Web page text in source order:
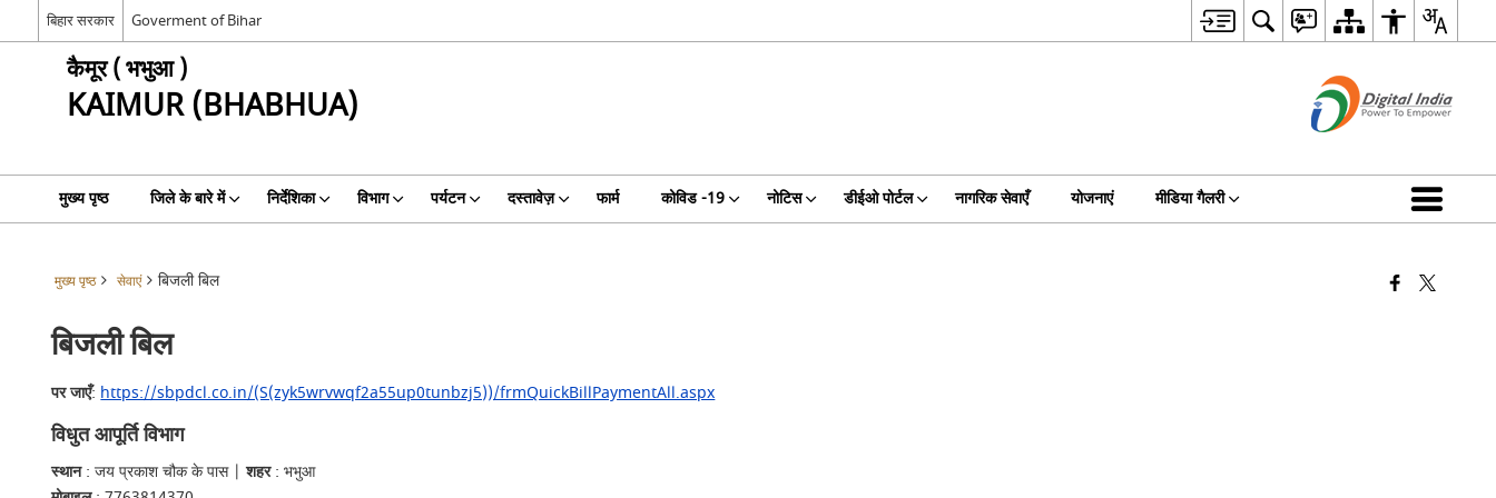
बिहार सरकार Goverment of Bihar
कैमूर ( भभुआ )
KAIMUR (BHABHUA)
मुख्य पृष्ठ जिले के बारे में निर्देशिका विभाग पर्यटन दस्तावेज़ फार्म कोविड -19 नोटिस डीईओ पोर्टल नागरिक सेवाएँ योजनाएं मीडिया गैलरी
मुख्य पृष्ठ सेवाएं बिजली बिल
बिजली बिल
पर जाएँ: https://sbpdcl.co.in/(S(zyk5wrvwqf2a55up0tunbzj5))/frmQuickBillPaymentAll.aspx
विधुत आपूर्ति विभाग
स्थान: जय प्रकाश चौक के पास |शहर: भभुआ